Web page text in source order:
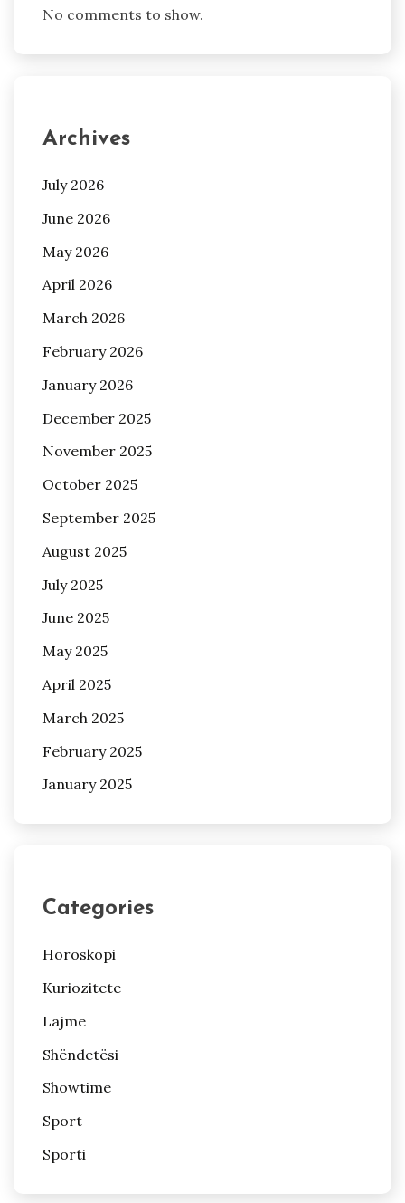
No comments to show.
Archives
July 2026
June 2026
May 2026
April 2026
March 2026
February 2026
January 2026
December 2025
November 2025
October 2025
September 2025
August 2025
July 2025
June 2025
May 2025
April 2025
March 2025
February 2025
January 2025
Categories
Horoskopi
Kuriozitete
Lajme
Shëndetësi
Showtime
Sport
Sporti